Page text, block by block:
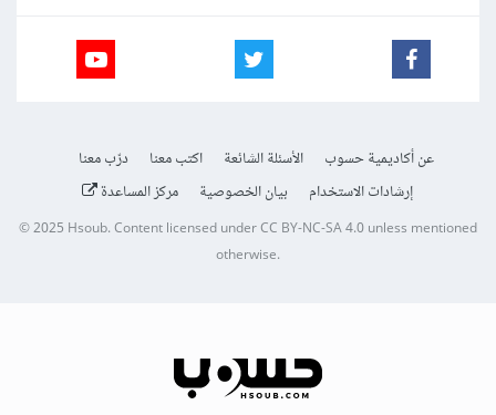
عن أكاديمية حسوب الأسئلة الشائعة اكتب معنا
درّب معنا
إرشادات الاستخدام
بيان الخصوصية مركز المساعدة
© 2025Hsoub.Content licensed underCC BY-NC-SA 4.0unless mentioned
otherwise.